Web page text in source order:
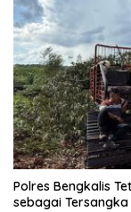
Polres Bengkalis
sebagai Tersangka